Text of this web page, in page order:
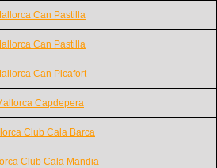
Can Pastilla
Can Pastilla
Can Picafort
Capdepera
Club Cala Barca
Club Cala Mandia